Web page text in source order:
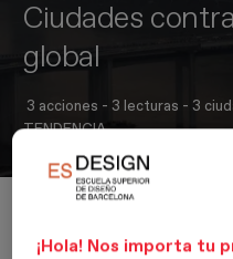
Ciudades
global
3 acciones - 3 lecturas - 3
TENDENCIA.
¡Hola! Nos importa tu